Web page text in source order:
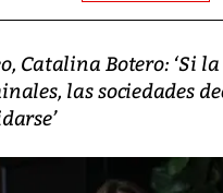
Catalina Botero: ‘Si
las sociedades